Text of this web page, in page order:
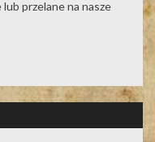
przelane na nasze